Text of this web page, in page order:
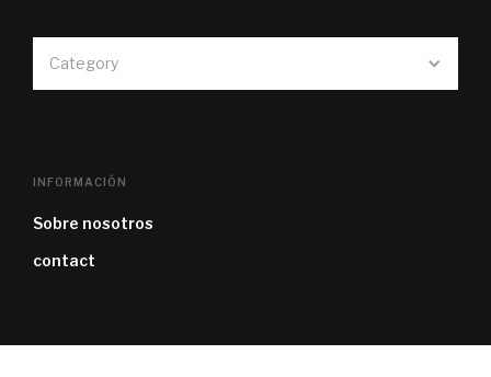
Category
INFORMACIÓN
Sobre nosotros
contact